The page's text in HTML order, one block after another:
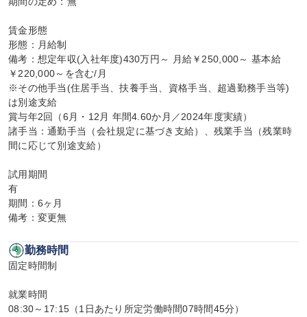
賃金形態
形態：月給制
備考：想定年収(入社年度)430万円～ 月給￥250,000～ 基本給
￥220,000～を含む/月
※その他手当(住居手当、扶養手当、資格手当、超過勤務手当等)
は別途支給
賞与年2回（6月・12月 年間4.60か月／2024年度実績）
諸手当：通勤手当（会社規定に基づき支給）、残業手当（残業時
間に応じて別途支給）
試用期間
有
期間：6ヶ月
備考：変更無
勤務時間
固定時間制
就業時間
08:30～17:15（1日あたり所定労働時間07時間45分）